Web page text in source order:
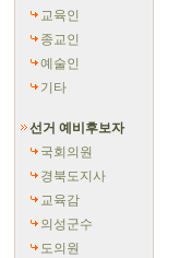
교육인
종교인
예술인
기타
선거 예비후보자
국회의원
경북도지사
교육감
의성군수
도의원